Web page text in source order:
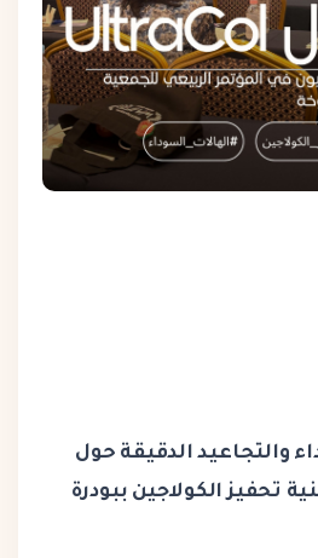
والتجاعيد الدقيقة حول
تحفيز الكولاجين ببودرة